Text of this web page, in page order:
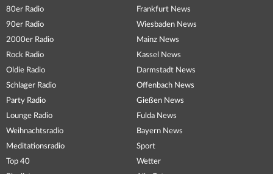
80er Radio
90er Radio
2000er Radio
Rock Radio
Oldie Radio
Schlager Radio
Party Radio
Lounge Radio
Weihnachtsradio
Meditationsradio
Top 40
Frankfurt News
Wiesbaden News
Mainz News
Kassel News
Darmstadt News
Offenbach News
Gießen News
Fulda News
Bayern News
Sport
Wetter